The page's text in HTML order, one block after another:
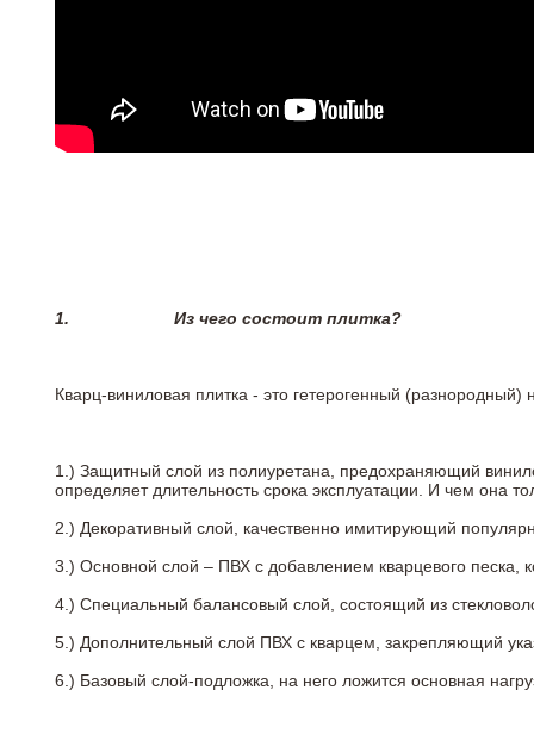
1. Из чего состоит плитка?
Кварц-виниловая плитка - это гетерогенный
1.) Защитный слой из полиуретана, предохраняющий
определяет длительность срока эксплуатации. И чем она
2.) Декоративный слой, качественно имитирующий
3.) Основной слой – ПВХ с добавлением кварцевого песка,
4.) Специальный балансовый слой, состоящий из
5.) Дополнительный слой ПВХ с кварцем, закрепляющий
6.) Базовый слой-подложка, на него ложится основная